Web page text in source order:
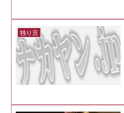
独り言